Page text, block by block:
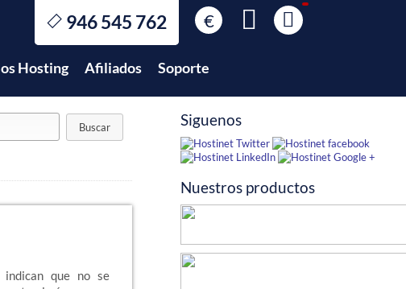
946 545 762
Hosting Afiliados Soporte
€
GBP
MXN
Siguenos
Nuestros productos
indican que no se